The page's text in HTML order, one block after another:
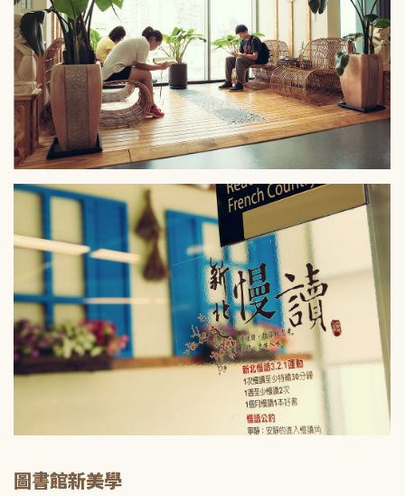
圖書館新美學